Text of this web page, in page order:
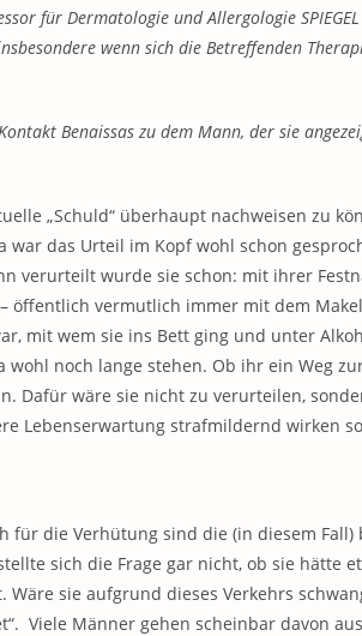
für Dermatologie und Allergologie SPIEGEL
wenn sich die Betreffenden
Benaissas zu dem Mann, der sie
„Schuld“ überhaupt nachweisen zu
das Urteil im Kopf wohl schon
verurteilt wurde sie schon: mit ihrer
öffentlich vermutlich immer mit dem
mit wem sie ins Bett ging und unter
wohl noch lange stehen. Ob ihr ein Weg
Dafür wäre sie nicht zu verurteilen,
Lebenserwartung strafmildernd wirken
für die Verhütung sind die (in diesem Fall)
sich die Frage gar nicht, ob sie hätte
sie aufgrund dieses Verkehrs
Viele Männer gehen scheinbar davon